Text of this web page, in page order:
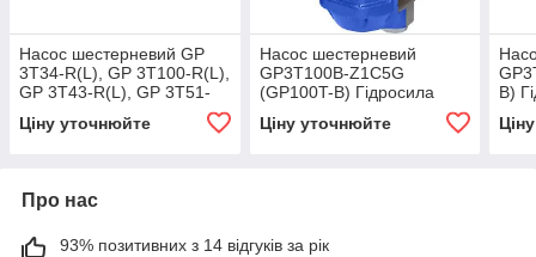
Насос шестерневий GP
3T34-R(L), GP 3Т100-R(L),
GP 3Т43-R(L), GP 3Т51-
3Т82-R(L)Гідросила
Ціну уточнюйте
Насос шестерневий
GP3T100B-Z1C5G
(GP100T-B) Гідросила
Ціну уточнюйте
B)
Про нас
93% позитивних з 14 відгуків за рік